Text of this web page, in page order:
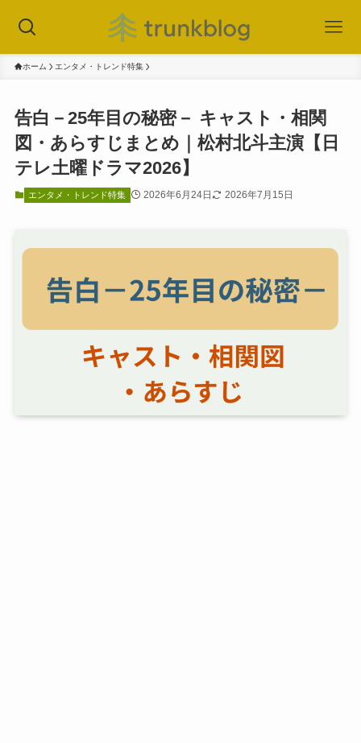
ホーム エンタメ・トレンド特集
告白－25年目の秘密－ キャスト・相関
図・あらすじまとめ｜松村北斗主演【日
テレ土曜ドラマ2026】
エンタメ・トレンド特集 2026年6月24日 2026年7月15日